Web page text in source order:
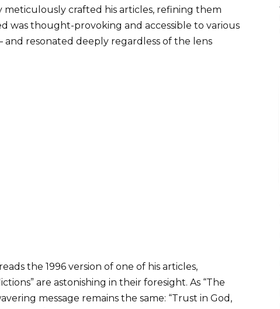
meticulously crafted his articles, refining them
was thought-provoking and accessible to various
resonated deeply regardless of the lens
the 1996 version of one of his articles,
are astonishing in their foresight. As “The
message remains the same: “Trust in God,